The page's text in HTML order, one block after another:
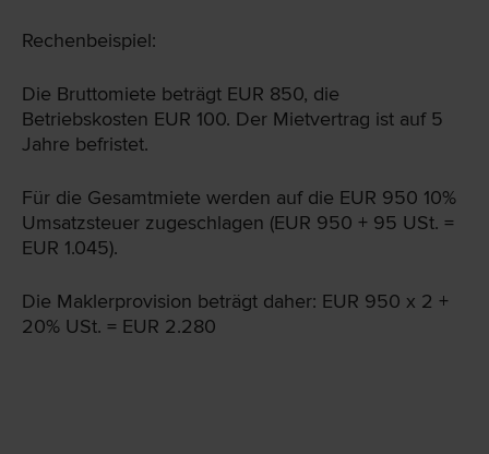
Rechenbeispiel:
Die Bruttomiete beträgt EUR 850, die
Betriebskosten EUR 100. Der Mietvertrag ist auf 5
Jahre befristet.
Für die Gesamtmiete werden auf die EUR 950 10%
Umsatzsteuer zugeschlagen (EUR 950 + 95 USt. =
EUR 1.045).
Die Maklerprovision beträgt daher: EUR 950 x 2 +
20% USt. = EUR 2.280